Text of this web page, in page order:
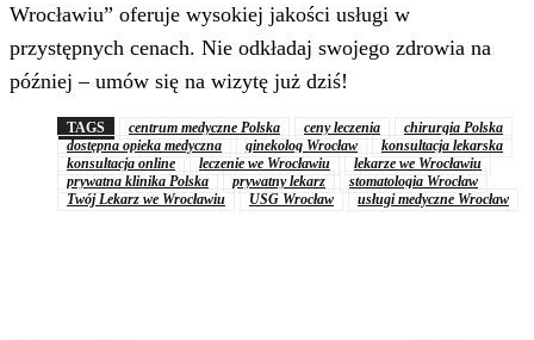
Wrocławiu” oferuje wysokiej jakości usługi w
przystępnych cenach. Nie odkładaj swojego zdrowia na
później – umów się na wizytę już dziś!
TAGS centrum medyczne Polska ceny leczenia
chirurgia Polska
dostępna opieka medyczna
ginekolog Wrocław
konsultacja lekarska
konsultacja online
leczenie we Wrocławiu
lekarze we Wrocławiu
prywatna klinika Polska
prywatny lekarz
stomatologia Wrocław
Twój Lekarz we Wrocławiu
USG Wrocław usługi medyczne Wrocław